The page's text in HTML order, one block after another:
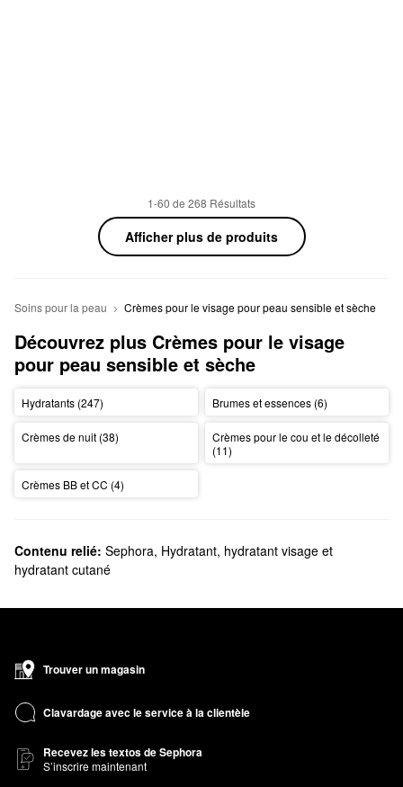
1-60 de 268 Résultats
Afficher plus de produits
Soins pour la peau Crèmes pour le visage pour peau sensible et sèche
Découvrez plus Crèmes pour le visage
pour peau sensible et sèche
Hydratants (247) Brumes et essences (6)
Crèmes de nuit (38)
Crèmes pour le cou et le décolleté
(11)
Crèmes BB et CC (4)
Contenu relié: Sephora, Hydratant, hydratant visage et
hydratant cutané
Trouver un magasin
Clavardage avec le service à la clientèle
Recevez les textos de Sephora
S’inscrire maintenant